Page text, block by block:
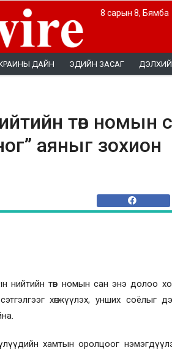
8 сарын 8, Бямба
ДАЙН ЭДИЙН ЗАСАГ ДЭЛХИЙ
төв номын
аяныг зохион
нийтийн төв номын сан энэ долоо
хөгжүүлэх, унших соёлыг
хамтын оролцоог